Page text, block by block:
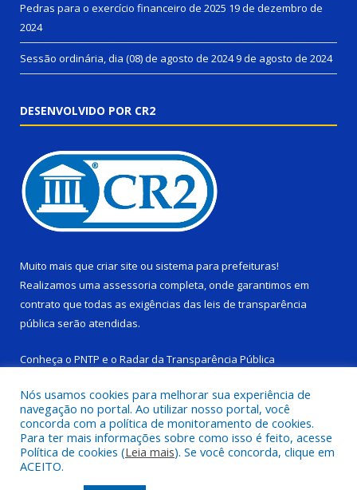
Pedras para o exercício financeiro de 2025 19 de dezembro de
2024
Sessão ordinária, dia (08) de agosto de 20249 de agosto de 2024
DESENVOLVIDO POR CR2
Muito mais que criar site ou sistema para prefeituras!
Realizamos uma assessoria completa, onde garantimos em
contrato que todas as exigências das leis de transparência
pública serão atendidas.
Conheça o PNTP e o Radar da Transparência Pública
Todos os direitos reservados a Câmara Municipal de Ponta de
Pedras.
Nós usamos cookies para melhorar sua experiência de
navegação no portal. Ao utilizar nosso portal, você
concorda com a política de monitoramento de cookies.
Para ter mais informações sobre como isso é feito, acesse
Política de cookies (Leia mais). Se você concorda, clique em
ACEITO.